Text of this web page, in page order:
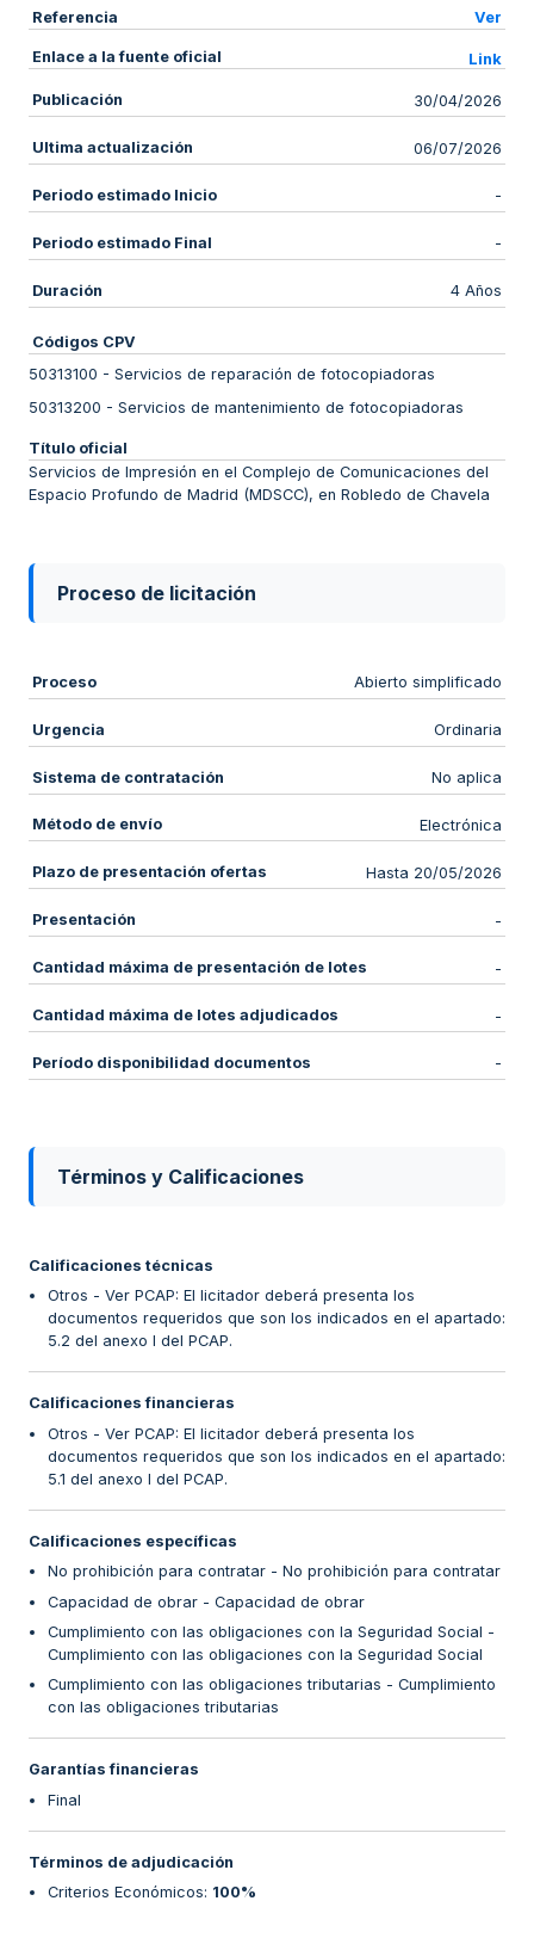
Referencia Ver
Enlace a la fuente oficial Link
Publicación 30/04/2026
Ultima actualización 06/07/2026
Periodo estimado Inicio -
Periodo estimado Final -
Duración 4 Años
Códigos CPV
50313100 - Servicios de reparación de fotocopiadoras
50313200 - Servicios de mantenimiento de fotocopiadoras
Título oficial
Servicios de Impresión en el Complejo de Comunicaciones del
Espacio Profundo de Madrid (MDSCC), en Robledo de Chavela
Proceso de licitación
Proceso Abierto simplificado
Urgencia Ordinaria
Sistema de contratación No aplica
Método de envío Electrónica
Plazo de presentación ofertas Hasta 20/05/2026
Presentación -
Cantidad máxima de presentación de lotes -
Cantidad máxima de lotes adjudicados -
Período disponibilidad documentos -
Términos y Calificaciones
Calificaciones técnicas
Otros - Ver PCAP: El licitador deberá presenta los
documentos requeridos que son los indicados en el apartado:
5.2 del anexo I del PCAP.
Calificaciones financieras
Otros - Ver PCAP: El licitador deberá presenta los
documentos requeridos que son los indicados en el apartado:
5.1 del anexo I del PCAP.
Calificaciones específicas
No prohibición para contratar - No prohibición para contratar
Capacidad de obrar - Capacidad de obrar
Cumplimiento con las obligaciones con la Seguridad Social -
Cumplimiento con las obligaciones con la Seguridad Social
Cumplimiento con las obligaciones tributarias - Cumplimiento
con las obligaciones tributarias
Garantías financieras
Final
Términos de adjudicación
Criterios Económicos: 100%